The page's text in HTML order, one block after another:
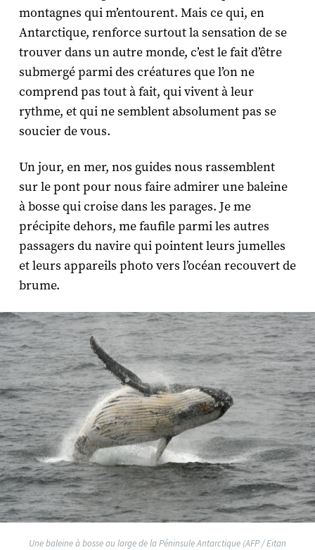
montagnes qui m’entourent. Mais ce qui, en
Antarctique, renforce surtout la sensation de se
trouver dans un autre monde, c’est le fait d’être
submergé parmi des créatures que l’on ne
comprend pas tout à fait, qui vivent à leur
rythme, et qui ne semblent absolument pas se
soucier de vous.
Un jour, en mer, nos guides nous rassemblent
sur le pont pour nous faire admirer une baleine
à bosse qui croise dans les parages. Je me
précipite dehors, me faufile parmi les autres
passagers du navire qui pointent leurs jumelles
et leurs appareils photo vers l’océan recouvert de
brume.
Une baleine à bosse au large de la Péninsule Antarctique (AFP / Eitan